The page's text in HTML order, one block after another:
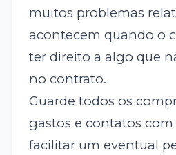
muitos problemas
acontecem quando o
ter direito a algo que
no contrato.
Guarde todos os
gastos e contatos com
facilitar um eventual